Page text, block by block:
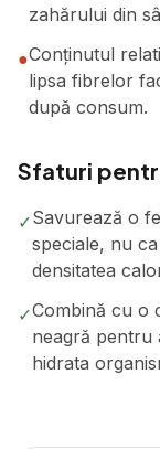
zahărului din
●Conținutul
lipsa fibrelor
după consum.
Sfaturi
✓Savurează o
speciale, nu
densitatea
✓Combină cu o
neagră pentru
hidrata